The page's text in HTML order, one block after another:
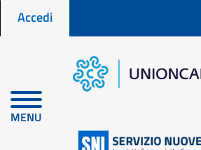
Menu profilo utente
Accedi
MENU
Home
Immobiliare San Immobiliare: